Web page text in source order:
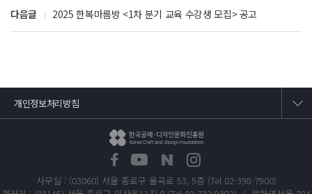
다음글
2025 한복마름방 <1차 분기 교육 수강생 모집> 공고
개인정보처리방침
사무실 : (03060) 서울 종로구 율곡로 53, 5층 (Tel 02-398-7900)